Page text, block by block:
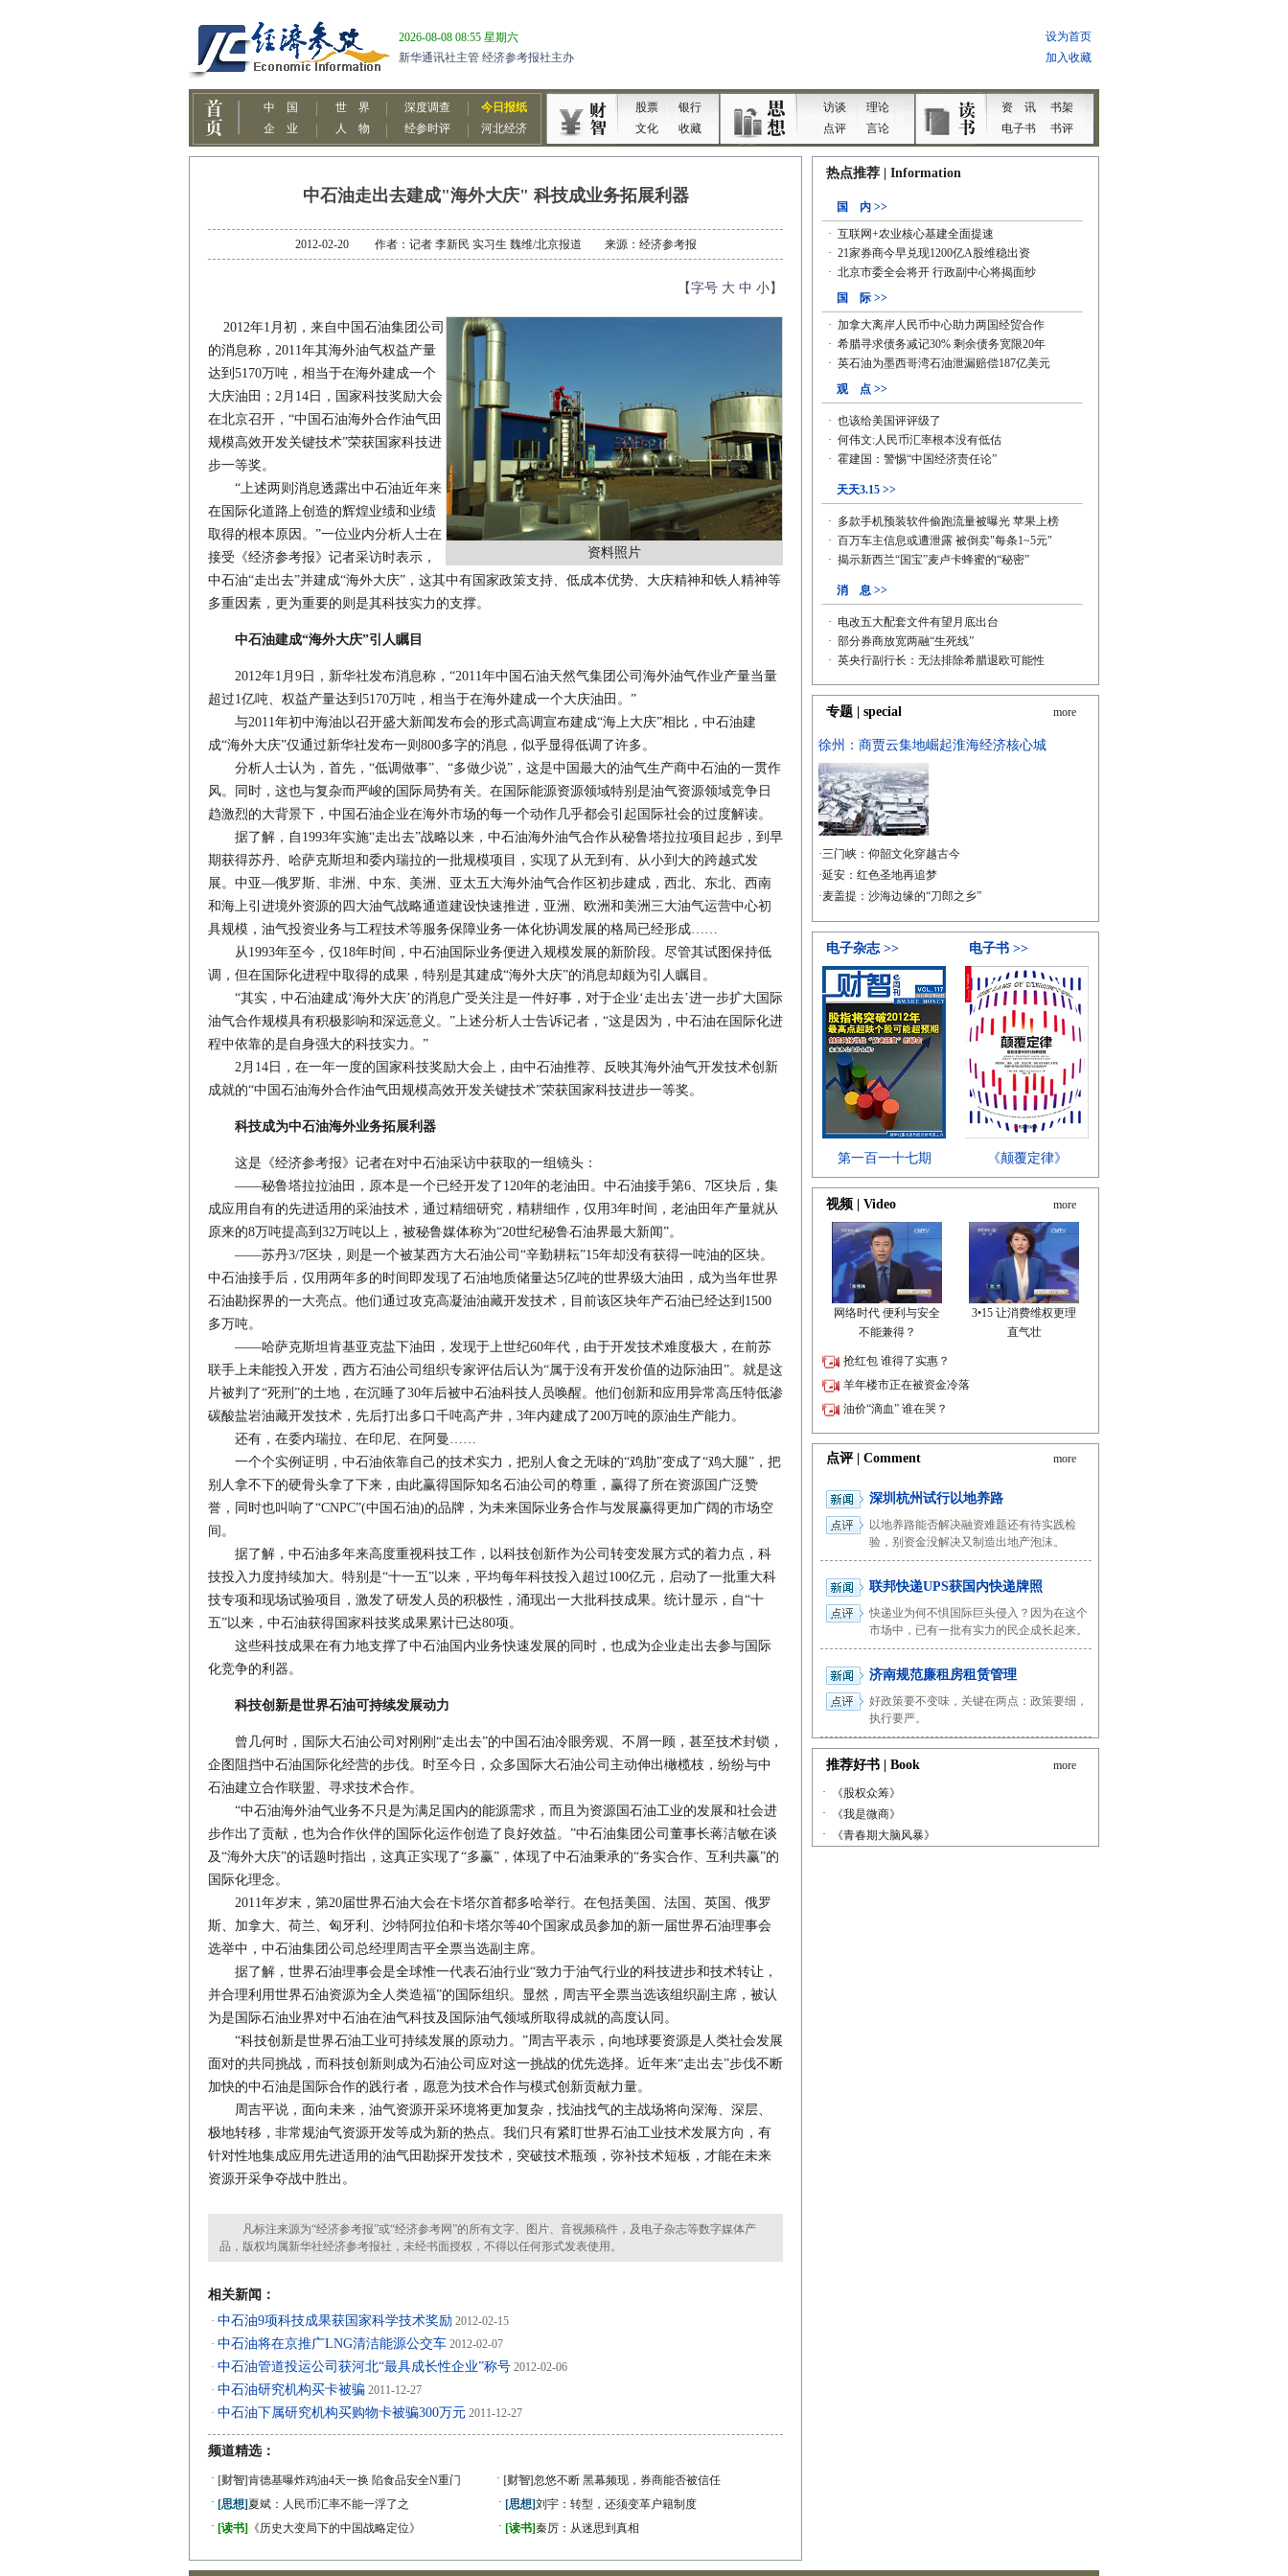
中石油走出去建成"海外大庆" 科技成业务拓展利器
2012-02-20 作者：记者 李新民 实习生 魏维/北京报道 来源：经济参考报
【字号 大 中 小】
资料照片
2012年1月初，来自中国石油集团公司
的消息称，2011年其海外油气权益产量
达到5170万吨，相当于在海外建成一个
大庆油田；2月14日，国家科技奖励大会
在北京召开，“中国石油海外合作油气田
规模高效开发关键技术”荣获国家科技进
步一等奖。
“上述两则消息透露出中石油近年来
在国际化道路上创造的辉煌业绩和业绩
取得的根本原因。”一位业内分析人士在
接受《经济参考报》记者采访时表示，
中石油“走出去”并建成“海外大庆”，这其中有国家政策支持、低成本优势、大庆精神和铁人精神等
多重因素，更为重要的则是其科技实力的支撑。
中石油建成“海外大庆”引人瞩目
2012年1月9日，新华社发布消息称，“2011年中国石油天然气集团公司海外油气作业产量当量
超过1亿吨、权益产量达到5170万吨，相当于在海外建成一个大庆油田。”
与2011年初中海油以召开盛大新闻发布会的形式高调宣布建成“海上大庆”相比，中石油建
成“海外大庆”仅通过新华社发布一则800多字的消息，似乎显得低调了许多。
分析人士认为，首先，“低调做事”、“多做少说”，这是中国最大的油气生产商中石油的一贯作
风。同时，这也与复杂而严峻的国际局势有关。在国际能源资源领域特别是油气资源领域竞争日
趋激烈的大背景下，中国石油企业在海外市场的每一个动作几乎都会引起国际社会的过度解读。
据了解，自1993年实施“走出去”战略以来，中石油海外油气合作从秘鲁塔拉拉项目起步，到早
期获得苏丹、哈萨克斯坦和委内瑞拉的一批规模项目，实现了从无到有、从小到大的跨越式发
展。中亚—俄罗斯、非洲、中东、美洲、亚太五大海外油气合作区初步建成，西北、东北、西南
和海上引进境外资源的四大油气战略通道建设快速推进，亚洲、欧洲和美洲三大油气运营中心初
具规模，油气投资业务与工程技术等服务保障业务一体化协调发展的格局已经形成……
从1993年至今，仅18年时间，中石油国际业务便进入规模发展的新阶段。尽管其试图保持低
调，但在国际化进程中取得的成果，特别是其建成“海外大庆”的消息却颇为引人瞩目。
“其实，中石油建成‘海外大庆’的消息广受关注是一件好事，对于企业‘走出去’进一步扩大国际
油气合作规模具有积极影响和深远意义。”上述分析人士告诉记者，“这是因为，中石油在国际化进
程中依靠的是自身强大的科技实力。”
2月14日，在一年一度的国家科技奖励大会上，由中石油推荐、反映其海外油气开发技术创新
成就的“中国石油海外合作油气田规模高效开发关键技术”荣获国家科技进步一等奖。
科技成为中石油海外业务拓展利器
这是《经济参考报》记者在对中石油采访中获取的一组镜头：
——秘鲁塔拉拉油田，原本是一个已经开发了120年的老油田。中石油接手第6、7区块后，集
成应用自有的先进适用的采油技术，通过精细研究，精耕细作，仅用3年时间，老油田年产量就从
原来的8万吨提高到32万吨以上，被秘鲁媒体称为“20世纪秘鲁石油界最大新闻”。
——苏丹3/7区块，则是一个被某西方大石油公司“辛勤耕耘”15年却没有获得一吨油的区块。
中石油接手后，仅用两年多的时间即发现了石油地质储量达5亿吨的世界级大油田，成为当年世界
石油勘探界的一大亮点。他们通过攻克高凝油油藏开发技术，目前该区块年产石油已经达到1500
多万吨。
——哈萨克斯坦肯基亚克盐下油田，发现于上世纪60年代，由于开发技术难度极大，在前苏
联手上未能投入开发，西方石油公司组织专家评估后认为“属于没有开发价值的边际油田”。就是这
片被判了“死刑”的土地，在沉睡了30年后被中石油科技人员唤醒。他们创新和应用异常高压特低渗
碳酸盐岩油藏开发技术，先后打出多口千吨高产井，3年内建成了200万吨的原油生产能力。
还有，在委内瑞拉、在印尼、在阿曼……
一个个实例证明，中石油依靠自己的技术实力，把别人食之无味的“鸡肋”变成了“鸡大腿”，把
别人拿不下的硬骨头拿了下来，由此赢得国际知名石油公司的尊重，赢得了所在资源国广泛赞
誉，同时也叫响了“CNPC”(中国石油)的品牌，为未来国际业务合作与发展赢得更加广阔的市场空
间。
据了解，中石油多年来高度重视科技工作，以科技创新作为公司转变发展方式的着力点，科
技投入力度持续加大。特别是“十一五”以来，平均每年科技投入超过100亿元，启动了一批重大科
技专项和现场试验项目，激发了研发人员的积极性，涌现出一大批科技成果。统计显示，自“十
五”以来，中石油获得国家科技奖成果累计已达80项。
这些科技成果在有力地支撑了中石油国内业务快速发展的同时，也成为企业走出去参与国际
化竞争的利器。
科技创新是世界石油可持续发展动力
曾几何时，国际大石油公司对刚刚“走出去”的中国石油冷眼旁观、不屑一顾，甚至技术封锁，
企图阻挡中石油国际化经营的步伐。时至今日，众多国际大石油公司主动伸出橄榄枝，纷纷与中
石油建立合作联盟、寻求技术合作。
“中石油海外油气业务不只是为满足国内的能源需求，而且为资源国石油工业的发展和社会进
步作出了贡献，也为合作伙伴的国际化运作创造了良好效益。”中石油集团公司董事长蒋洁敏在谈
及“海外大庆”的话题时指出，这真正实现了“多赢”，体现了中石油秉承的“务实合作、互利共赢”的
国际化理念。
2011年岁末，第20届世界石油大会在卡塔尔首都多哈举行。在包括美国、法国、英国、俄罗
斯、加拿大、荷兰、匈牙利、沙特阿拉伯和卡塔尔等40个国家成员参加的新一届世界石油理事会
选举中，中石油集团公司总经理周吉平全票当选副主席。
据了解，世界石油理事会是全球惟一代表石油行业“致力于油气行业的科技进步和技术转让，
并合理利用世界石油资源为全人类造福”的国际组织。显然，周吉平全票当选该组织副主席，被认
为是国际石油业界对中石油在油气科技及国际油气领域所取得成就的高度认同。
“科技创新是世界石油工业可持续发展的原动力。”周吉平表示，向地球要资源是人类社会发展
面对的共同挑战，而科技创新则成为石油公司应对这一挑战的优先选择。近年来“走出去”步伐不断
加快的中石油是国际合作的践行者，愿意为技术合作与模式创新贡献力量。
周吉平说，面向未来，油气资源开采环境将更加复杂，找油找气的主战场将向深海、深层、
极地转移，非常规油气资源开发等成为新的热点。我们只有紧盯世界石油工业技术发展方向，有
针对性地集成应用先进适用的油气田勘探开发技术，突破技术瓶颈，弥补技术短板，才能在未来
资源开采争夺战中胜出。
凡标注来源为“经济参考报”或“经济参考网”的所有文字、图片、音视频稿件，及电子杂志等数字媒体产
品，版权均属新华社经济参考报社，未经书面授权，不得以任何形式发表使用。
相关新闻：
· 中石油9项科技成果获国家科学技术奖励 2012-02-15
· 中石油将在京推广LNG清洁能源公交车 2012-02-07
· 中石油管道投运公司获河北“最具成长性企业”称号 2012-02-06
· 中石油研究机构买卡被骗 2011-12-27
· 中石油下属研究机构买购物卡被骗300万元 2011-12-27
频道精选：
· [财智]肯德基曝炸鸡油4天一换 陷食品安全N重门 · [财智]忽悠不断 黑幕频现，券商能否被信任
· [思想]夏斌：人民币汇率不能一浮了之 · [思想]刘宇：转型，还须变革户籍制度
· [读书] 《历史大变局下的中国战略定位》 · [读书]秦厉：从迷思到真相